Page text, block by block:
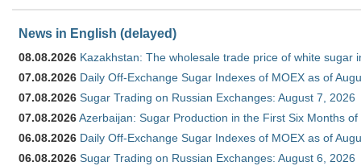
News in English (delayed)
08.08.2026 Kazakhstan: The wholesale trade price of white sugar
07.08.2026 Daily Off-Exchange Sugar Indexes of MOEX as of
07.08.2026 Sugar Trading on Russian Exchanges: August 7, 2026
07.08.2026Azerbaijan: Sugar Production in the First Six Months of
06.08.2026 Daily Off-Exchange Sugar Indexes of MOEX as of
06.08.2026 Sugar Trading on Russian Exchanges: August 6, 2026